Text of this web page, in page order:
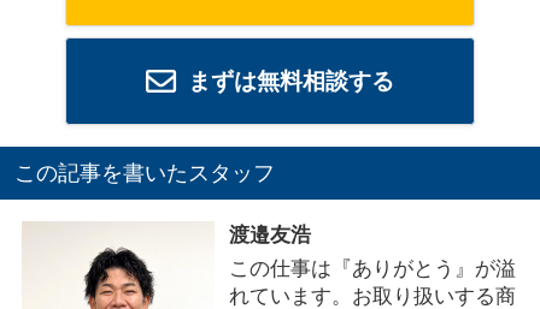
まずは無料相談する
この記事を書いたスタッフ
渡邉友浩
この仕事は『ありがとう』が溢
れています。お取り扱いする商